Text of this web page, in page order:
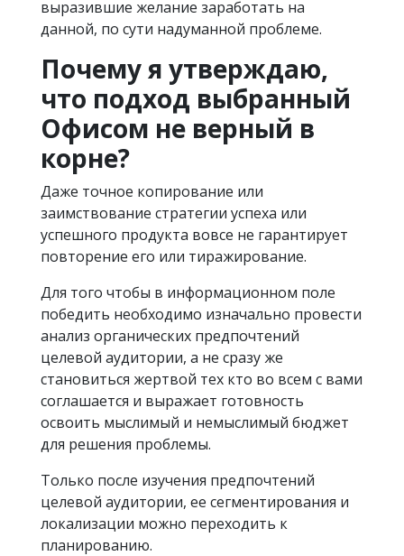
выразившие желание заработать на
данной, по сути надуманной проблеме.
Почему я утверждаю,
что подход выбранный
Офисом не верный в
корне?
Даже точное копирование или
заимствование стратегии успеха или
успешного продукта вовсе не гарантирует
повторение его или тиражирование.
Для того чтобы в информационном поле
победить необходимо изначально провести
анализ органических предпочтений
целевой аудитории, а не сразу же
становиться жертвой тех кто во всем с вами
соглашается и выражает готовность
освоить мыслимый и немыслимый бюджет
для решения проблемы.
Только после изучения предпочтений
целевой аудитории, ее сегментирования и
локализации можно переходить к
планированию.